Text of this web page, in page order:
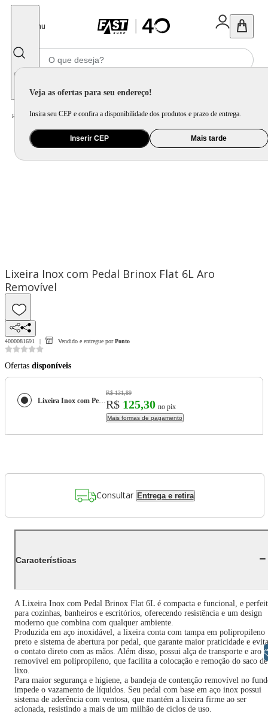
Menu
Veja as ofertas para seu endereço!
Insira seu CEP e confira a disponibilidade dos produtos e prazo de entrega.
Inserir CEP Mais tarde
Home Utilidade Doméstica Organização e Armazenamento / Lixeira
Lixeira Inox com Pedal Brinox Flat 6L Aro
Removível
4000081691 Vendido e entregue por Ponto
Ofertas disponíveis
Lixeira Inox com Pedal Brinox Flat 6L Aro Removível
R$ 131,89
R$ 125,30 no pix
Mais formas de pagamento
Consultar Entrega e retira
Características
A Lixeira Inox com Pedal Brinox Flat 6L é compacta e funcional, e
para cozinhas, banheiros e escritórios, oferecendo resistência e um design
moderno que combina com qualquer ambiente.
Produzida em aço inoxidável, a lixeira conta com tampa em polipropileno
preto e sistema de abertura por pedal, que garante maior praticidade e evita
o contato direto com as mãos. Além disso, possui alça de transporte e aro
removível em polipropileno, que facilita a colocação e remoção do saco de
lixo.
Para maior segurança e higiene, a bandeja de contenção removível no
impede o vazamento de líquidos. Seu pedal com base em aço inox possui
sistema de aderência com ventosa, que mantém a lixeira firme ao ser
acionada, resistindo a mais de um milhão de ciclos de uso.
Libras